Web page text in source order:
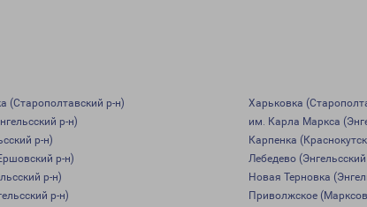
(Старополтавский р-н)
Харьковка
р-н)
им. Карла Маркса
р-н)
Карпенка
р-н)
Лебедево
р-н)
Новая Терновка
р-н)
Приволжское